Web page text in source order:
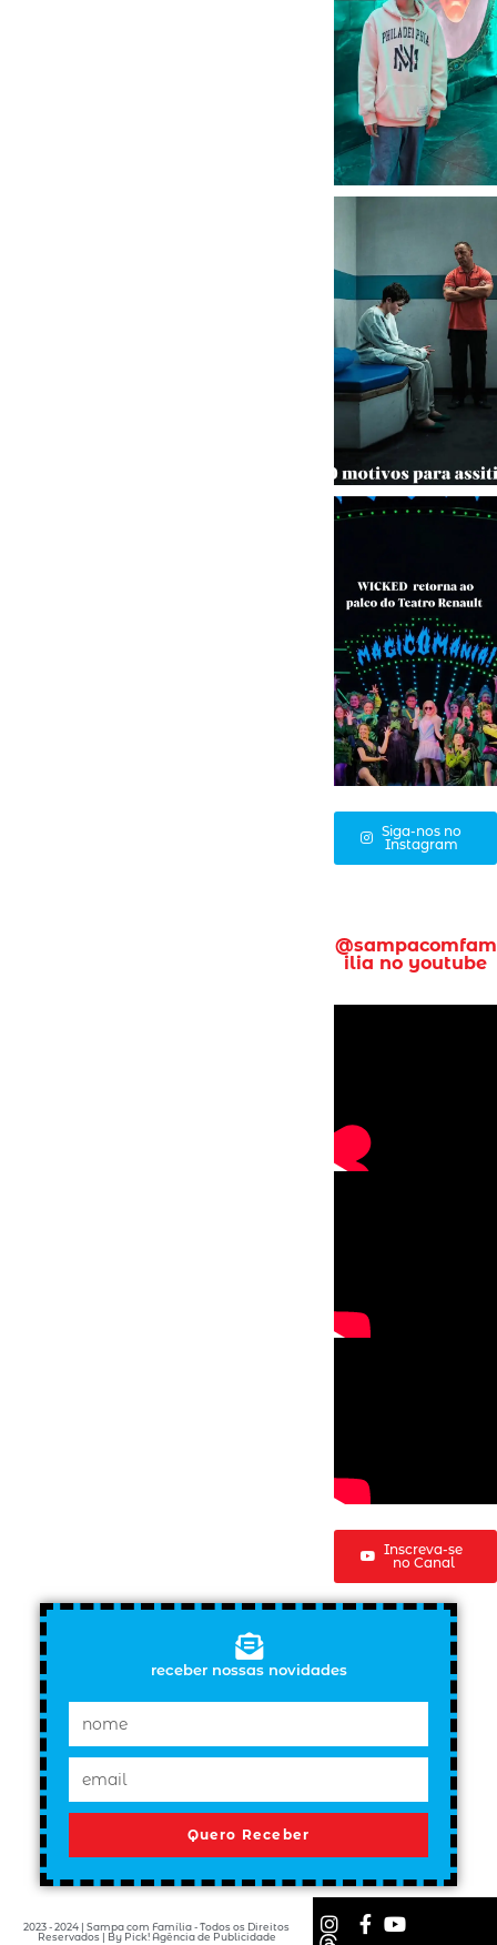
Siga-nos no
Instagram
@sampacomfam
ilia no youtube
Inscreva-se
no Canal
receber nossas novidades
Quero Receber
2023 - 2024 | Sampa com Família - Todos os Direitos
Reservados | By Pick! Agência de Publicidade